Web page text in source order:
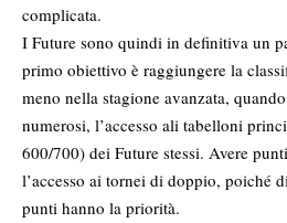
complicata.
I Future sono quindi in definitiva un
primo obiettivo è raggiungere la
meno nella stagione avanzata,
numerosi, l’accesso ali tabelloni
600/700) dei Future stessi. Avere
l’accesso ai tornei di doppio, poiché
punti hanno la priorità.